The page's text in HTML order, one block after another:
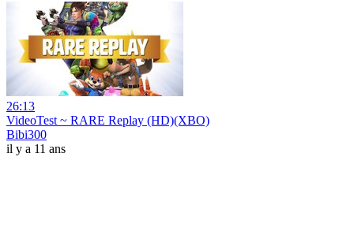
26:13
VideoTest ~ RARE Replay (HD)(XBO)
Bibi300
il y a 11 ans